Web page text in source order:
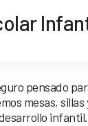
pensado
mesas, sillas
infantil.